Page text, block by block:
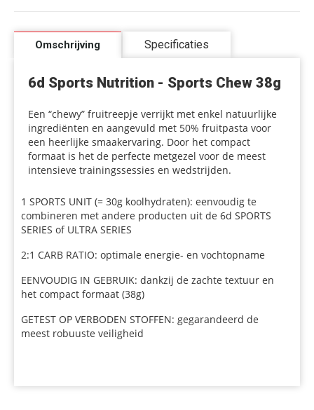
Omschrijving Specificaties
6d Sports Nutrition - Sports Chew 38g
Een “chewy” fruitreepje verrijkt met enkel natuurlijke
ingrediënten en aangevuld met 50% fruitpasta voor
een heerlijke smaakervaring. Door het compact
formaat is het de perfecte metgezel voor de meest
intensieve trainingssessies en wedstrijden.
1 SPORTS UNIT (= 30g koolhydraten): eenvoudig te
combineren met andere producten uit de 6d SPORTS
SERIES of ULTRA SERIES
2:1 CARB RATIO: optimale energie- en vochtopname
EENVOUDIG IN GEBRUIK: dankzij de zachte textuur en
het compact formaat (38g)
GETEST OP VERBODEN STOFFEN: gegarandeerd de
meest robuuste veiligheid